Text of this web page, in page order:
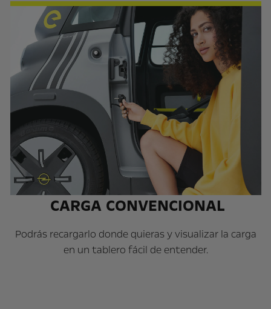
CARGA CONVENCIONAL
Podrás recargarlo donde quieras y visualizar la carga
en un tablero fácil de entender.